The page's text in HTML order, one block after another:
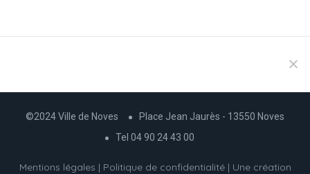
©2024 Ville de Noves
Place Jean Jaurès - 13550 Noves
Tel 04 90 24 43 00
Mentions légales | Politique de confidentialité| Une création